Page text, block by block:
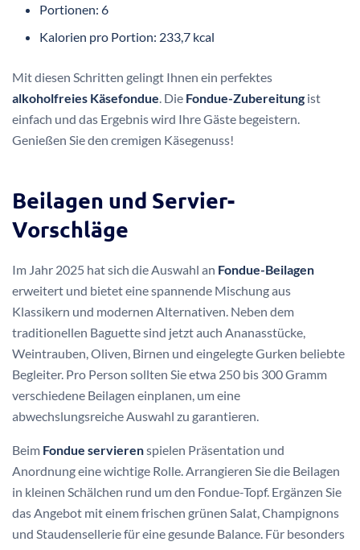
Portionen: 6
Kalorien pro Portion: 233,7 kcal
Mit diesen Schritten gelingt Ihnen ein perfektes
alkoholfreies Käsefondue. Die Fondue-Zubereitung ist
einfach und das Ergebnis wird Ihre Gäste begeistern.
Genießen Sie den cremigen Käsegenuss!
Beilagen und Servier-
Vorschläge
Im Jahr 2025 hat sich die Auswahl an Fondue-Beilagen
erweitert und bietet eine spannende Mischung aus
Klassikern und modernen Alternativen. Neben dem
traditionellen Baguette sind jetzt auch Ananasstücke,
Weintrauben, Oliven, Birnen und eingelegte Gurken beliebte
Begleiter. Pro Person sollten Sie etwa 250 bis 300 Gramm
verschiedene Beilagen einplanen, um eine
abwechslungsreiche Auswahl zu garantieren.
Beim Fondue servierenspielen Präsentation und
Anordnung eine wichtige Rolle. Arrangieren Sie die Beilagen
in kleinen Schälchen rund um den Fondue-Topf. Ergänzen Sie
das Angebot mit einem frischen grünen Salat, Champignons
und Staudensellerie für eine gesunde Balance. Für besonders